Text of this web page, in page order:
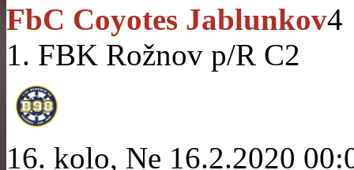
FbC Coyotes Jablunkov4
1. FBK Rožnov p/R C2
16. kolo, Ne 16.2.2020